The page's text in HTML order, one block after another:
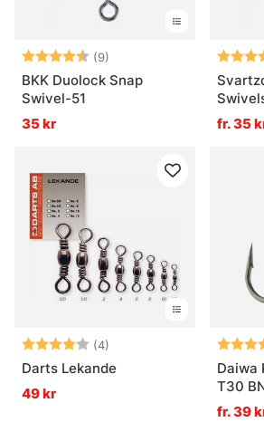
Betyg: (9)
4.7 utav 5 stjärnor
BKK Duolock Snap
Swivel-51
35 kr
Betyg:
fr. 35
Betyg: (4)
4.0 utav 5 stjärnor
Darts Lekande
49 kr
Betyg:
Daiwa
T30
fr. 39